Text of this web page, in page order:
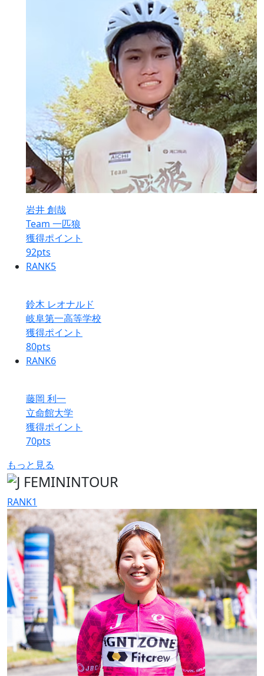
岩井 創哉
Team 一匹狼
獲得ポイント
92pts
RANK5
鈴木 レオナルド
岐阜第一高等学校
獲得ポイント
80pts
RANK6
藤岡 利一
立命館大学
獲得ポイント
70pts
もっと見る
RANK1